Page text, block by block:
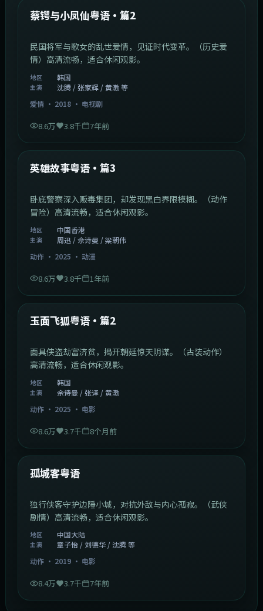
热门
蔡锷与小凤仙粤语·篇2
民国将军与歌女的乱世爱情，见证时代变革。（历史爱
情）高清流畅，适合休闲观影。
地区 韩国
主演
沈腾 / 张家辉 / 黄渤 等
爱情· 2018· 电视剧
8.6万 3.8千 7年前
热门
英雄故事粤语·篇3
卧底警察深入贩毒集团，却发现黑白界限模糊。（动作
冒险）高清流畅，适合休闲观影。
地区 中国香港
主演
周迅 / 佘诗曼 / 梁朝伟
动作· 2025 · 动漫
8.6万 3.8千 1年前
热门
玉面飞狐粤语·篇2
面具侠盗劫富济贫，揭开朝廷惊天阴谋。（古装动作）
高清流畅，适合休闲观影。
地区 韩国
主演
佘诗曼 / 张译 / 黄渤
动作· 2025 · 电影
8.6万 3.7千 8个月前
热门
孤城客粤语
独行侠客守护边陲小城，对抗外敌与内心孤寂。（武侠
剧情）高清流畅，适合休闲观影。
地区 中国大陆
主演
章子怡 / 刘德华 / 沈腾 等
动作· 2019· 电影
8.4万 3.7千 7年前